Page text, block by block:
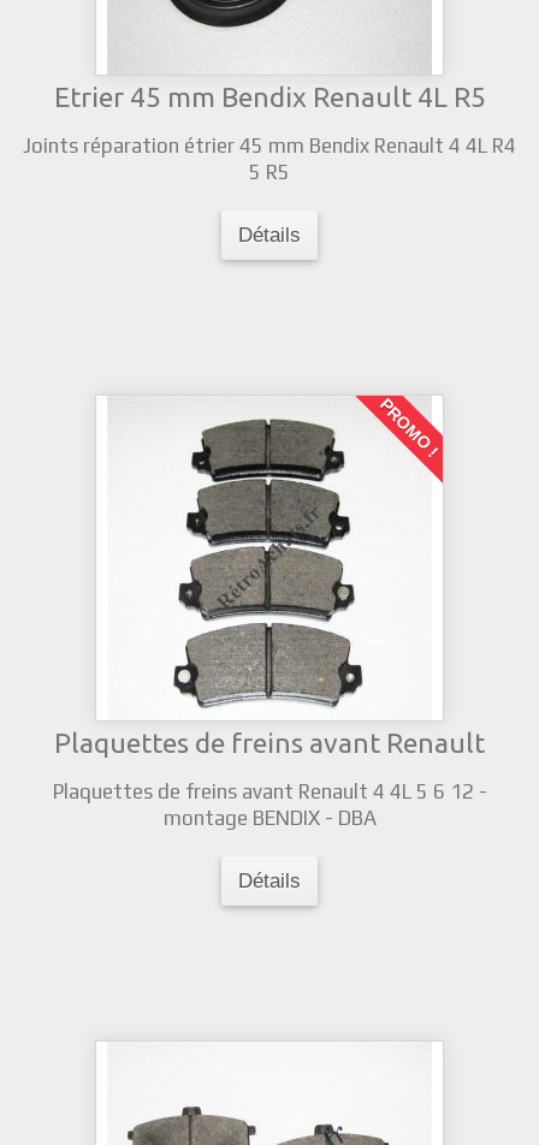
Etrier 45 mm Bendix Renault 4L R5
Joints réparation étrier 45 mm Bendix Renault 4 4L R4
5 R5
Détails
PROMO !
Plaquettes de freins avant Renault
Plaquettes de freins avant Renault 4 4L 5 6 12 -
montage BENDIX - DBA
Détails